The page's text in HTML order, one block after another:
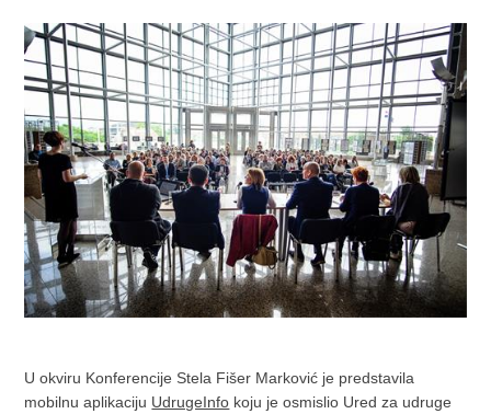
U okviru Konferencije Stela Fišer Marković je predstavila
mobilnu aplikaciju UdrugeInfo koju je osmislio Ured za udruge